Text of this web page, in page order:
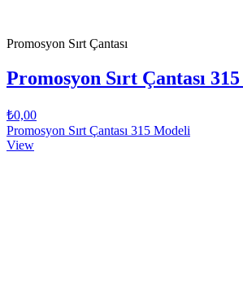
Promosyon Sırt Çantası
Promosyon Sırt Çantası
₺0,00
Promosyon Sırt Çantası 315 Modeli
View